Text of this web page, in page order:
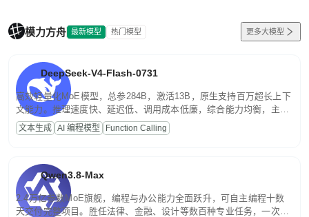
模力方舟 最新模型 热门模型 更多大模型
DeepSeek-V4-Flash-0731
高效轻量化MoE模型，总参284B，激活13B，原生支持百万超长上下
文能力。推理速度快、延迟低、调用成本低廉，综合能力均衡，主打
高并发、轻量化任务，适合日常对话、内容创作、基础 RAG、批量
文案处理等普惠刚需场景。
文本生成 AI 编程模型 Function Calling
Qwen3.8-Max
2.4万亿参数MoE旗舰，编程与办公能力全面跃升，可自主编程十数
天交付完整项目。胜任法律、金融、设计等数百种专业任务，一次对